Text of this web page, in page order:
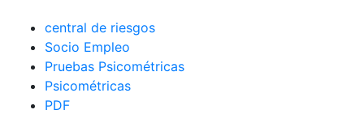
central de riesgos
Socio Empleo
Pruebas Psicométricas
Psicométricas
PDF